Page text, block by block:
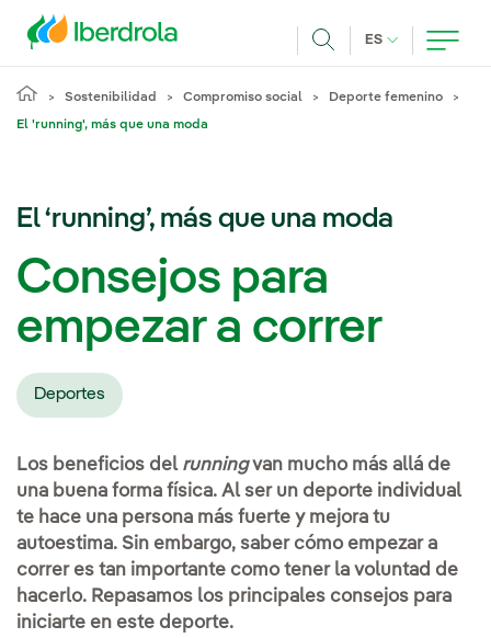
ES IDIOMA
Sostenibilidad Compromiso social Deporte femenino
El 'running', más que una moda
El ‘running’, más que una moda
Consejos para
empezar a correr
Deportes
Los beneficios del runningvan mucho más allá de
una buena forma física. Al ser un deporte individual
te hace una persona más fuerte y mejora tu
autoestima. Sin embargo, saber cómo empezar a
correr es tan importante como tener la voluntad de
hacerlo. Repasamos los principales consejos para
iniciarte en este deporte.